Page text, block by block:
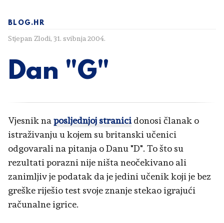
BLOG.HR
Stjepan Zlodi, 31. svibnja 2004.
Dan "G"
Vjesnik na posljednjoj stranicidonosi članak o
istraživanju u kojem su britanski učenici
odgovarali na pitanja o Danu "D". To što su
rezultati porazni nije ništa neočekivano ali
zanimljiv je podatak da je jedini učenik koji je bez
greške riješio test svoje znanje stekao igrajući
računalne igrice.